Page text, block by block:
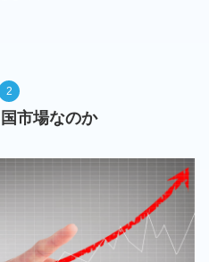
2
市場なのか